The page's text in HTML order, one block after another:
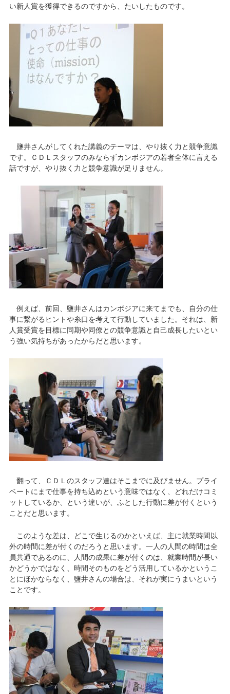
い新人賞を獲得できるのですから、たいしたものです。
鹽井さんがしてくれた講義のテーマは、やり抜く力と競争意識
です。ＣＤＬスタッフのみならずカンボジアの若者全体に言える
話ですが、やり抜く力と競争意識が足りません。
例えば、前回、鹽井さんはカンボジアに来てまでも、自分の仕
事に繋がるヒントや糸口を考えて行動していました。それは、新
人賞受賞を目標に同期や同僚との競争意識と自己成長したいとい
う強い気持ちがあったからだと思います。
翻って、ＣＤＬのスタッフ達はそこまでに及びません。プライ
ベートにまで仕事を持ち込めという意味ではなく、どれだけコミ
ットしているか、という違いが、ふとした行動に差が付くという
ことだと思います。
このような差は、どこで生じるのかといえば、主に就業時間以
外の時間に差が付くのだろうと思います。一人の人間の時間は全
員共通であるのに、人間の成果に差が付くのは、就業時間が長い
かどうかではなく、時間そのものをどう活用しているかというこ
とにほかならなく、鹽井さんの場合は、それが実にうまいという
ことです。